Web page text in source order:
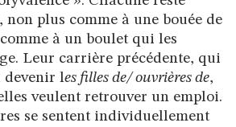
plus comme à une bouée de
à un boulet qui les
Leur carrière précédente, qui
devenir les filles de/ ouvrières de,
veulent retrouver un emploi.
se sentent individuellement